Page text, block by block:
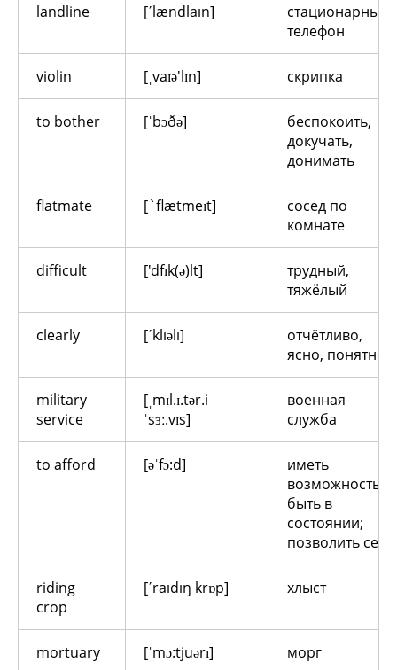
landline [ʹlændlaın]
стационарный
телефон
violin [ˌvaɪə'lɪn] скрипка
to bother [ˈbɔðə]
беспокоить,
докучать,
донимать
flatmate [`flætmeɪt]
cосед по
комнате
difficult ['dfɪk(ə)lt]
трудный,
тяжёлый
clearly [ʹklıəlı]
отчётливо,
ясно, понятно
military
service
[ˌmɪl.ɪ.tər.i
ˈsɜː.vɪs]
военная
служба
to afford [əˈfɔ:d]
иметь
возможность,
быть в
состоянии;
позволить себе
riding
crop
[ʹraıdıŋ krɒp] хлыст
mortuary [ˈmɔ:tjuərɪ] морг